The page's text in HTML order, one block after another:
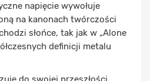
napięcie wywołuje
na kanonach twórczości
słońce, tak jak w „Alone
definicji metalu